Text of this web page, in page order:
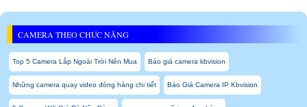
CAMERA THEO CHỨC NĂNG
Top 5 Camera Lắp Ngoài Trời Nên Mua Báo giá camera kbvision
Những camera quay video đóng hàng chi tiết Báo Giá Camera IP Kbvision